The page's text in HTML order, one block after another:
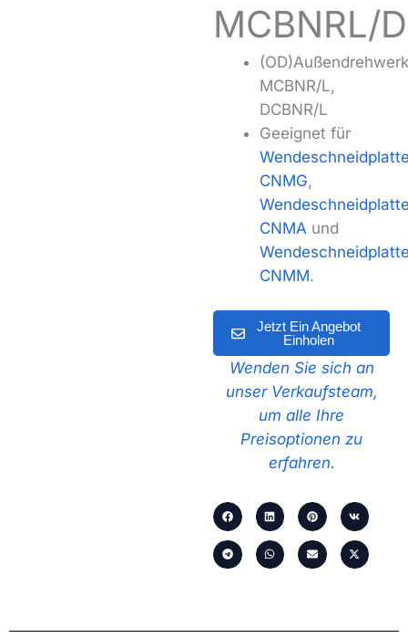
MCBNRL/
MCBNR/L,
DCBNR/L
Geeignet für
CNMG,
CNMA und
CNMM.
Jetzt Ein Angebot
Einholen
Wenden Sie sich an
unser Verkaufsteam,
um alle Ihre
Preisoptionen zu
erfahren.